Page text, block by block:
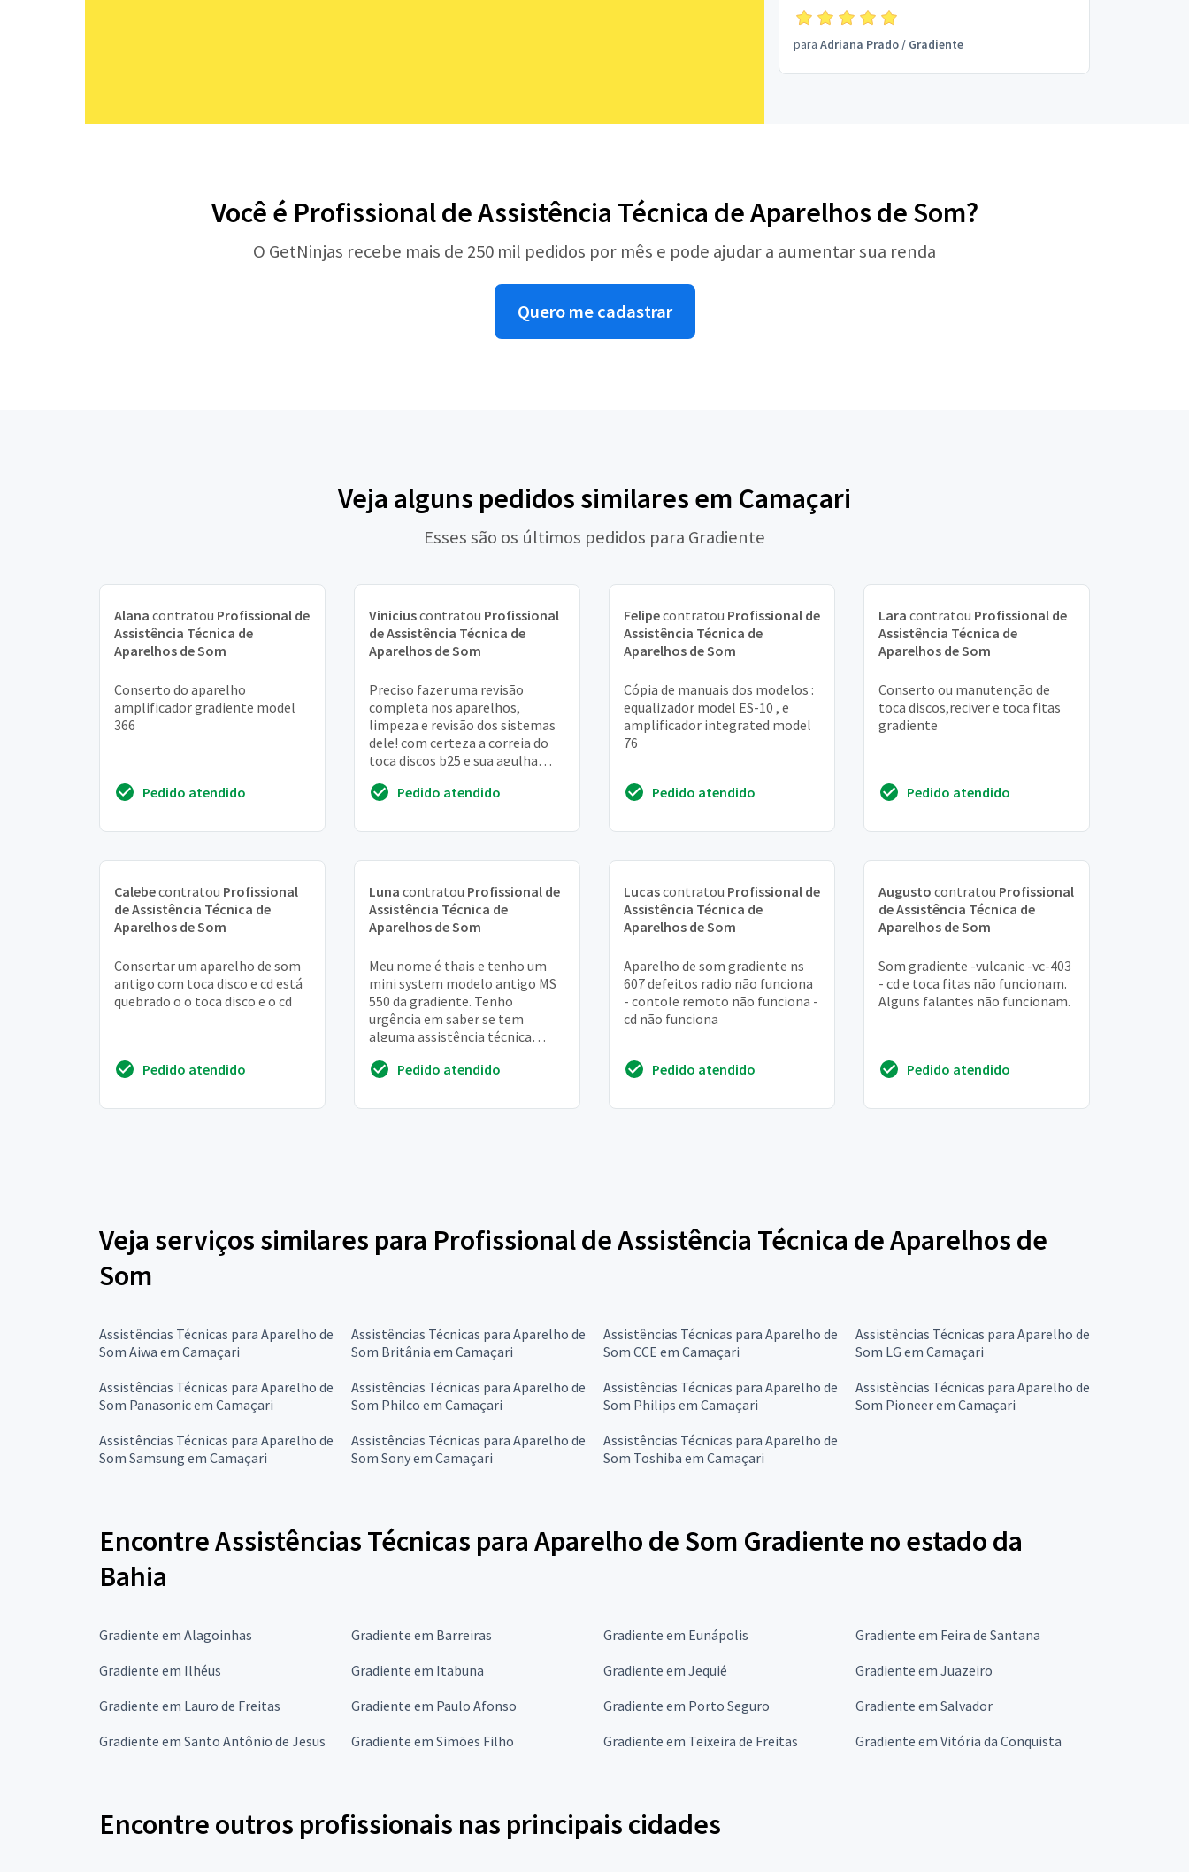
para Adriana Prado/ Gradiente
Você é Profissional de Assistência Técnica de Aparelhos de Som?
O GetNinjas recebe mais de 250 mil pedidos por mês e pode ajudar a aumentar sua renda
Quero me cadastrar
Veja alguns pedidos similares em Camaçari
Esses são os últimos pedidos para Gradiente
Alana contratou Profissional de
Assistência Técnica de
Aparelhos de Som
Conserto do aparelho
amplificador gradiente model
366
Pedido atendido
Viniciuscontratou Profissional
de Assistência Técnica de
Aparelhos de Som
Preciso fazer uma revisão
completa nos aparelhos,
limpeza e revisão dos sistemas
dele! com certeza a correia do
toca discos b25 e sua agulha
resto é mais uma l...
Pedido atendido
Felipecontratou Profissional de
Assistência Técnica de
Aparelhos de Som
Cópia de manuais dos modelos :
equalizador model ES-10 , e
amplificador integrated model
76
Pedido atendido
Lara contratou Profissional de
Assistência Técnica de
Aparelhos de Som
Conserto ou manutenção de
toca discos,reciver e toca fitas
gradiente
Pedido atendido
Calebecontratou Profissional
de Assistência Técnica de
Aparelhos de Som
Consertar um aparelho de som
antigo com toca disco e cd está
quebrado o o toca disco e o cd
Pedido atendido
Luna contratou Profissional de
Assistência Técnica de
Aparelhos de Som
Meu nome é thais e tenho um
mini system modelo antigo MS
550 da gradiente. Tenho
urgência em saber se tem
alguma assistência técnica
me ajudar com o aparelho...
Pedido atendido
Lucascontratou Profissional de
Assistência Técnica de
Aparelhos de Som
Aparelho de som gradiente ns
607 defeitos radio não funciona
- contole remoto não funciona -
cd não funciona
Pedido atendido
Augusto contratou Profissional
de Assistência Técnica de
Aparelhos de Som
Som gradiente -vulcanic -vc-403
- cd e toca fitas não funcionam.
Alguns falantes não funcionam.
Pedido atendido
Veja serviços similares para Profissional de Assistência Técnica de Aparelhos de
Som
Assistências Técnicas para Aparelho de
Som Aiwa em Camaçari
Assistências Técnicas para Aparelho de
Som Britânia em Camaçari
Assistências Técnicas para Aparelho de
Som CCE em Camaçari
Assistências Técnicas para Aparelho de
Som LG em Camaçari
Assistências Técnicas para Aparelho de
Som Panasonic em Camaçari
Assistências Técnicas para Aparelho de
Som Philco em Camaçari
Assistências Técnicas para Aparelho de
Som Philips em Camaçari
Assistências Técnicas para Aparelho de
Som Pioneer em Camaçari
Assistências Técnicas para Aparelho de
Som Samsung em Camaçari
Assistências Técnicas para Aparelho de
Som Sony em Camaçari
Assistências Técnicas para Aparelho de
Som Toshiba em Camaçari
Encontre Assistências Técnicas para Aparelho de Som Gradiente no estado da
Bahia
Gradiente em Alagoinhas Gradiente em Barreiras Gradiente em Eunápolis
Gradiente em Feira de Santana
Gradiente em Ilhéus
Gradiente em Itabuna Gradiente em Jequié
Gradiente em Juazeiro
Gradiente em Lauro de Freitas
Gradiente em Paulo Afonso Gradiente em Porto Seguro
Gradiente em Salvador
Gradiente em Santo Antônio de Jesus
Gradiente em Simões Filho Gradiente em Teixeira de Freitas Gradiente em Vitória da Conquista
Encontre outros profissionais nas principais cidades